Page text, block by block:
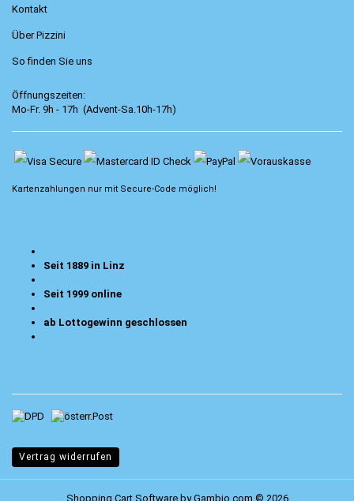
Kontakt
Über Pizzini
So finden Sie uns
Öffnungszeiten:
Mo-Fr. 9h - 17h (Advent-Sa.10h-17h)
Kartenzahlungen nur mit Secure-Code möglich!
Seit 1889 in Linz
Seit 1999 online
ab Lottogewinn geschlossen
Vertrag widerrufen
Shopping Cart Softwareby Gambio.com © 2026